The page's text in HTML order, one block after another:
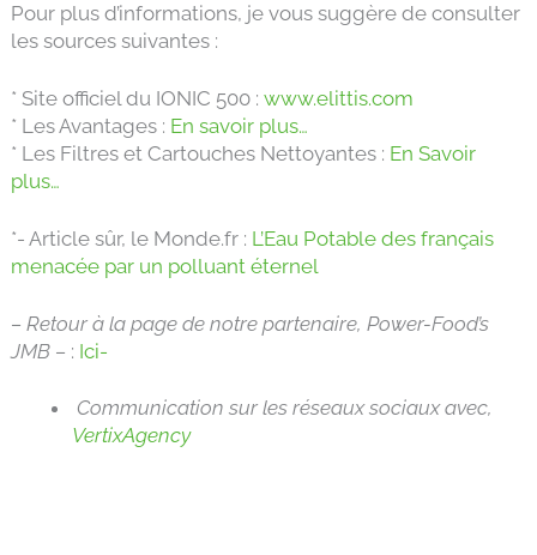
Pour plus d’informations, je vous suggère de consulter
les sources suivantes :
* Site officiel du IONIC 500 :www.elittis.com
* Les Avantages : En savoir plus…
* Les Filtres et Cartouches Nettoyantes : En Savoir
plus…
*- Article sûr, le Monde.fr : L’Eau Potable des français
menacée par un polluant éternel
– Retour à la page de notre partenaire, Power-Food’s
JMB – : Ici-
Communication sur les réseaux sociaux avec,
VertixAgency